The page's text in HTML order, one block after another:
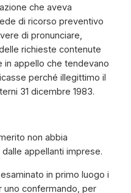
che aveva
di ricorso preventivo
di pronunciare,
richieste contenute
in appello che tendevano
perché illegittimo il
31 dicembre 1983.
non abbia
appellanti imprese.
in primo luogo i
uno confermando, per